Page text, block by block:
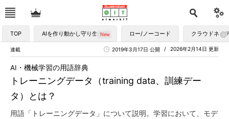
TOP AIを作り動かし守り生かす ロー/ノーコード クラウドネイ
連載 2026年2月14日 更新
2019年3月17日 公開
トレーニングデータ（training data、訓練デー
タ）とは？
AI・機械学習の用語辞典
用語「トレーニングデータ」について説明。学習において、モデ